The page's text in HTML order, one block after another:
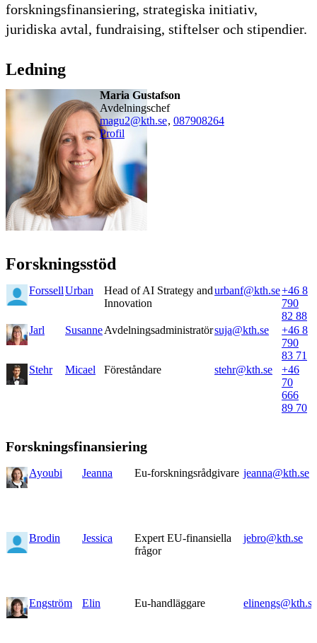
forskningsfinansiering, strategiska initiativ,
juridiska avtal, fundraising, stiftelser och stipendier.
Ledning
Maria Gustafson
avdelningschef
magu2@kth.se, 087908264
Profil
Forskningsstöd
ForssellUrban
Head of AI Strategy and
Innovation
urbanf@kth.se+46 8
790
82 88
Jarl
SusanneAvdelningsadministratörsuja@kth.se
+46 8
790
83 71
Stehr
Micael Föreståndare stehr@kth.se
+46
70
666
89 70
Forskningsfinansiering
Ayoubi Jeanna Eu-forskningsrådgivare jeanna@kth.se
Brodin Jessica
Expert EU-finansiella
frågor
jebro@kth.se
Engström Elin Eu-handläggare elinengs@kth.se